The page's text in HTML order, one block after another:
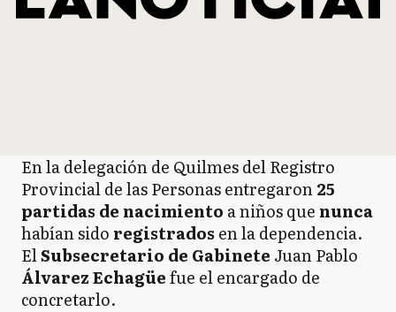
En la delegación de Quilmes del Registro
Provincial de las Personas entregaron25
partidas de nacimiento a niños que nunca
habían sido registrados en la dependencia.
ElSubsecretario de Gabinete Juan Pablo
Álvarez Echagüefue el encargado de
concretarlo.